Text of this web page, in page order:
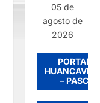
05 de
agosto de
2026
PORTADA
– PASCO